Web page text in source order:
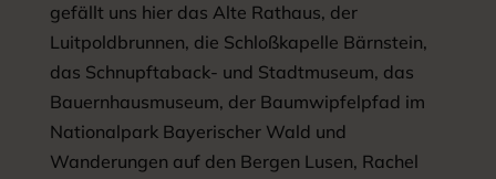
gefällt uns hier das Alte Rathaus, der
Luitpoldbrunnen, die Schloßkapelle Bärnstein,
das Schnupftaback- und Stadtmuseum, das
Bauernhausmuseum, der Baumwipfelpfad im
Nationalpark Bayerischer Wald und
Wanderungen auf den Bergen Lusen, Rachel